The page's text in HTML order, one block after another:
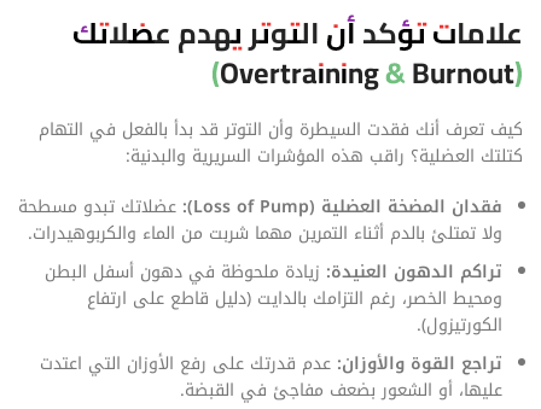
علامات تؤكد أن التوتر يهدم عضلاتك
(Overtraining & Burnout)
كيف تعرف أنك فقدت السيطرة وأن التوتر قد بدأ بالفعل في التهام
كتلتك العضلية؟ راقب هذه المؤشرات السريرية والبدنية:
فقدان المضخة العضلية (Loss of Pump):
عضلاتك تبدو مسطحة
ولا تمتلئ بالدم أثناء التمرين مهما شربت من الماء والكربوهيدرات.
تراكم الدهون العنيدة: زيادة ملحوظة في دهون أسفل البطن
ومحيط الخصر، رغم التزامك بالدايت (دليل قاطع على ارتفاع
الكورتيزول).
تراجع القوة والأوزان: عدم قدرتك على رفع الأوزان التي اعتدت
عليها، أو الشعور بضعف مفاجئ في القبضة.